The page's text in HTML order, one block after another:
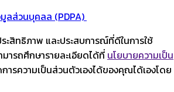
ลส่วนบุคลล (PDPA)
ะสิทธิภาพ และประสบการณ์ที่ดีในการใช้
รถศึกษารายละเอียดได้ที่ นโยบายความเป็น
ารความเป็นส่วนตัวเองได้ของคุณได้เองโดย